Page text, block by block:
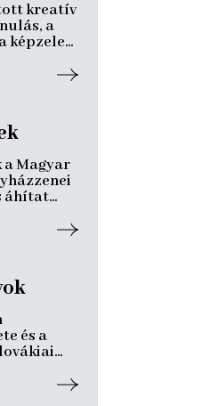
kreatív
a
képzelet
Magyar
áhítat
és a